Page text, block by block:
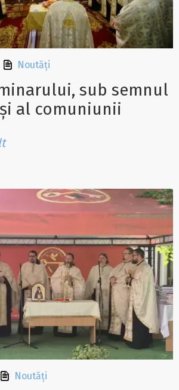
Noutăți
sub semnul
al comuniunii
Noutăți